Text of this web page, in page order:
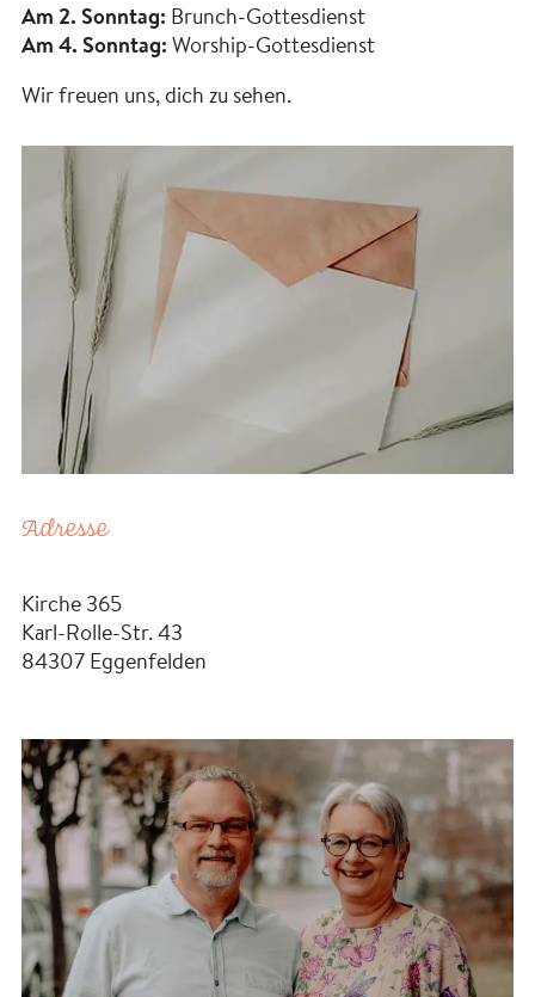
Am 2. Sonntag: Brunch-Gottesdienst
Am 4. Sonntag: Worship-Gottesdienst
Wir freuen uns, dich zu sehen.
Adresse
Kirche 365
Karl-Rolle-Str. 43
84307 Eggenfelden